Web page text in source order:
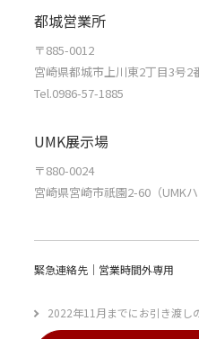
都城営業所
〒885-0012
宮崎県都城市上川東2丁目3号2
Tel.0986-57-1885
UMK展示場
〒880-0024
宮崎県宮崎市祇園2-60（UMK
緊急連絡先｜営業時間外専用
2022年11月までにお引き渡し